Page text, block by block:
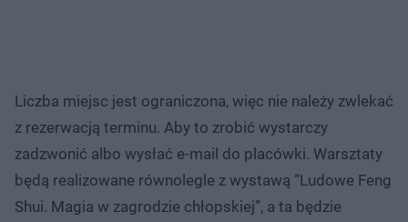
Liczba miejsc jest ograniczona, więc nie należy zwlekać
z rezerwacją terminu. Aby to zrobić wystarczy
zadzwonić albo wysłać e-mail do placówki. Warsztaty
będą realizowane równolegle z wystawą “Ludowe Feng
Shui. Magia w zagrodzie chłopskiej”, a ta będzie